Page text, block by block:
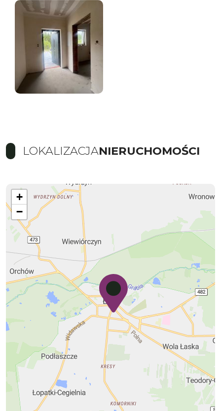
LOKALIZACJANIERUCHOMOŚCI
+
−